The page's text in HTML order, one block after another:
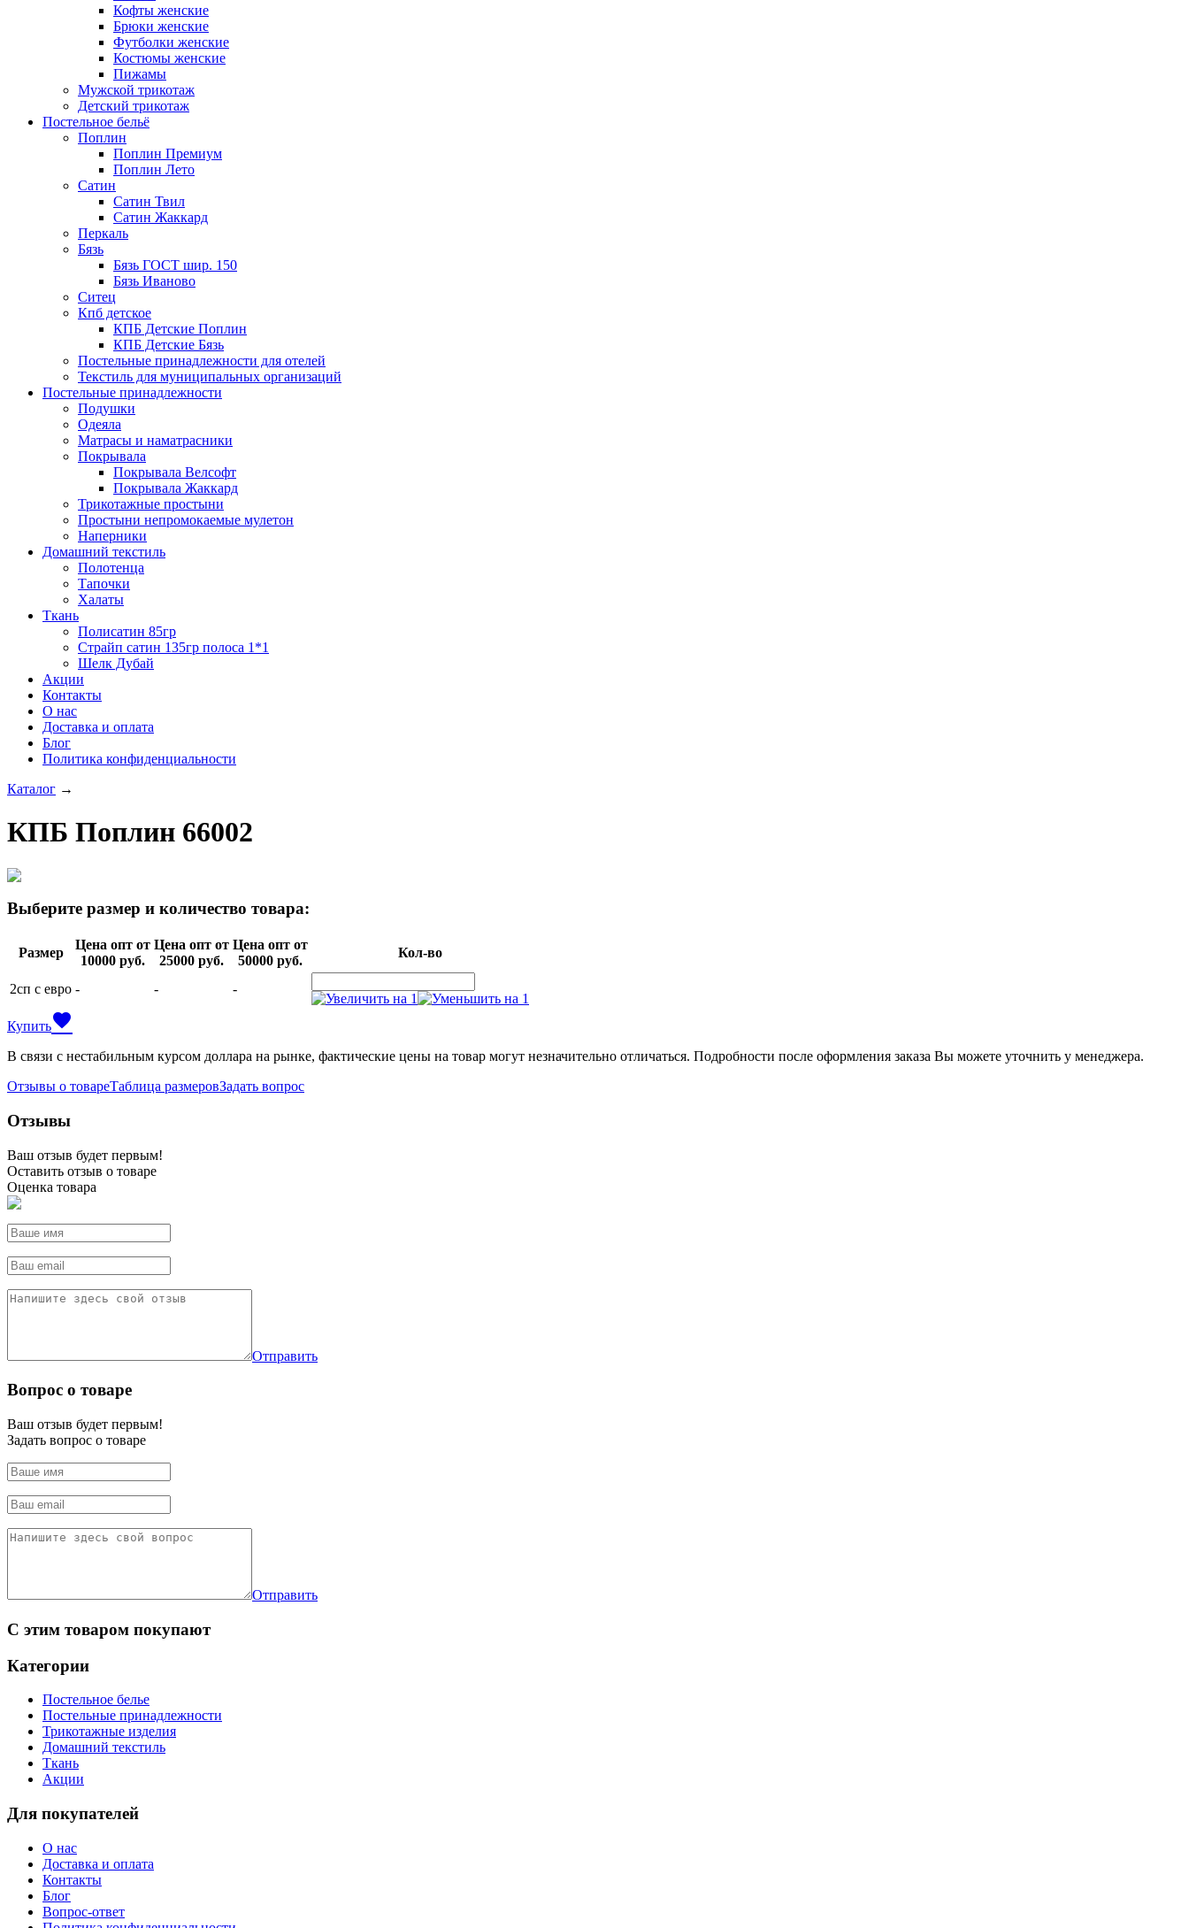
Кофты женские
Брюки женские
Футболки женские
Костюмы женские
Пижамы
Мужской трикотаж
Детский трикотаж
Постельное бельё
Поплин
Поплин Премиум
Поплин Лето
Сатин
Сатин Твил
Сатин Жаккард
Перкаль
Бязь
Бязь ГОСТ шир. 150
Бязь Иваново
Ситец
Кпб детское
КПБ Детские Поплин
КПБ Детские Бязь
Постельные принадлежности для отелей
Текстиль для муниципальных организаций
Постельные принадлежности
Подушки
Одеяла
Матрасы и наматрасники
Покрывала
Покрывала Велсофт
Покрывала Жаккард
Трикотажные простыни
Простыни непромокаемые мулетон
Наперники
Домашний текстиль
Полотенца
Тапочки
Халаты
Ткань
Полисатин 85гр
Страйп сатин 135гр полоса 1*1
Шелк Дубай
Акции
Контакты
О нас
Доставка и оплата
Блог
Политика конфиденциальности
Каталог →
КПБ Поплин 66002
Выберите размер и количество товара:
Размер
Цена опт от
10000 руб.
Цена опт от
25000 руб.
Цена опт от
50000 руб.
Кол-во
2сп с евро - - -
Купитьfavorite
В связи с нестабильным курсом доллара на рынке, фактические цены на товар могут незначительно отличаться. Подробности после оформления заказа Вы можете уточнить у менеджера.
Отзывы о товареТаблица размеровЗадать вопрос
Отзывы
Ваш отзыв будет первым!
Оставить отзыв о товаре
Оценка товара
Отправить
Вопрос о товаре
Ваш отзыв будет первым!
Задать вопрос о товаре
Отправить
С этим товаром покупают
Категории
Постельное белье
Постельные принадлежности
Трикотажные изделия
Домашний текстиль
Ткань
Акции
Для покупателей
О нас
Доставка и оплата
Контакты
Блог
Вопрос-ответ